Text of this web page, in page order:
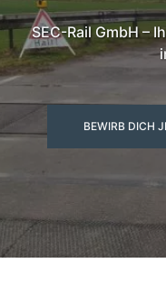
SEC-Rail GmbH –
BEWIRB DICH